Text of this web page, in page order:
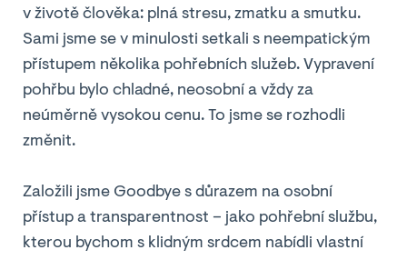
v životě člověka: plná stresu, zmatku a smutku.
Sami jsme se v minulosti setkali s neempatickým
přístupem několika pohřebních služeb. Vypravení
pohřbu bylo chladné, neosobní a vždy za
neúměrně vysokou cenu. To jsme se rozhodli
změnit.
Založili jsme Goodbye s důrazem na osobní
přístup a transparentnost – jako pohřební službu,
kterou bychom s klidným srdcem nabídli vlastní